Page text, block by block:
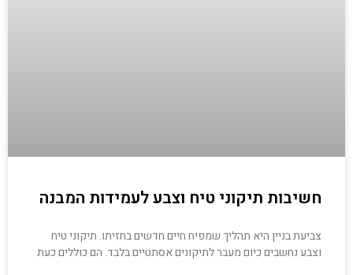
חשיבות תיקוני טיח וצבע לעמידות המבנה
צביעת בניין היא תהליך שמפיח חיים חדשים בחזיתו. תיקוני טיח
וצבע נחשבים כיום מעבר לתיקונים אסתטיים בלבד. הם כוללים כעת